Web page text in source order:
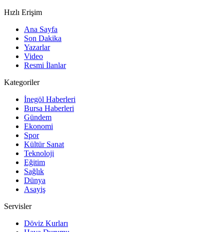
Hızlı Erişim
Ana Sayfa
Son Dakika
Yazarlar
Video
Resmi İlanlar
Kategoriler
İnegöl Haberleri
Bursa Haberleri
Gündem
Ekonomi
Spor
Kültür Sanat
Teknoloji
Eğitim
Sağlık
Dünya
Asayiş
Servisler
Döviz Kurları